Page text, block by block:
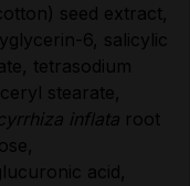
seed extract,
6, salicylic
tetrasodium
stearate,
inflata root
acid,